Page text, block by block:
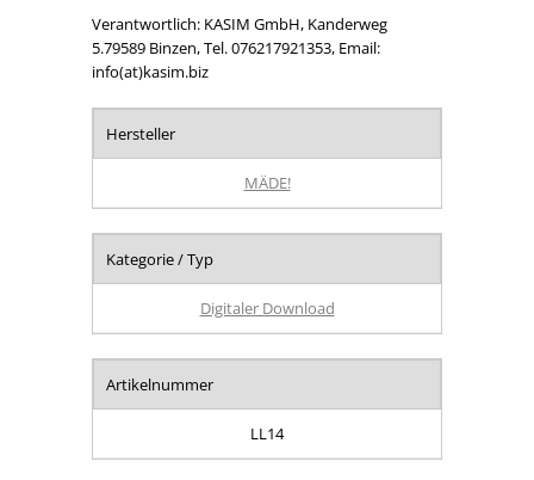
Verantwortlich: KASIM GmbH, Kanderweg
5.79589 Binzen, Tel. 076217921353, Email:
info(at)kasim.biz
Hersteller
MÄDE!
Kategorie / Typ
Digitaler Download
Artikelnummer
LL14